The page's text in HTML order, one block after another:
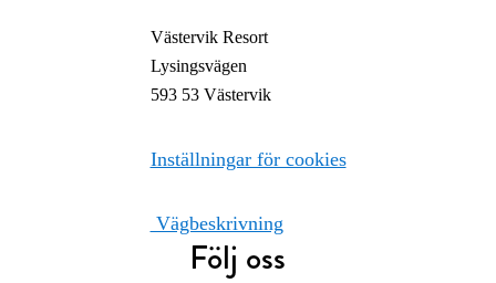
Västervik Resort
Lysingsvägen
593 53 Västervik
Inställningar för cookies
Vägbeskrivning
Följ oss